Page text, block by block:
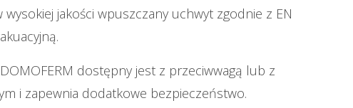
jakości wpuszczany uchwyt zgodnie z EN
dostępny jest z przeciwwagą lub z
i zapewnia dodatkowe bezpieczeństwo.